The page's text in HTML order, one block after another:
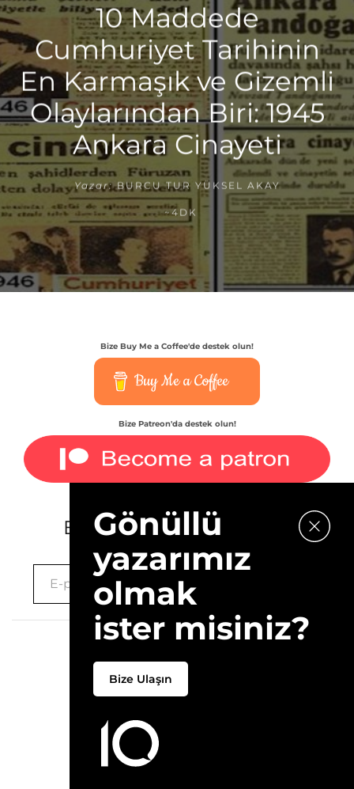
10 Maddede
Cumhuriyet Tarihinin
En Karmaşık ve Gizemli
Olaylarından Biri: 1945
Ankara Cinayeti
Yazar: BURCU TUR YÜKSEL AKAY
~4DK
Bize Buy Me a Coffee'de destek olun!
Buy Me a Coffee
Bize Patreon'da destek olun!
E-bültenimize kaydolun.
Hakkımızda
Gönüllü
yazarımız
olmak
ister misiniz?
Bize Ulaşın